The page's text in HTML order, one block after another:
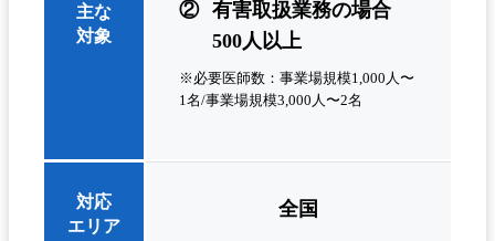
主な
対象
② 有害取扱業務の場合
500人以上
※必要医師数：事業場規模1,000人〜
1名/事業場規模3,000人〜2名
対応
エリア
全国